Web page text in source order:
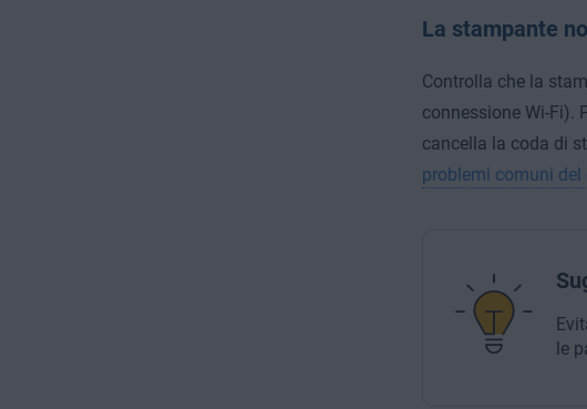
La stampante
Controlla che la
connessione Wi-Fi).
cancella la coda di
problemi comuni
le